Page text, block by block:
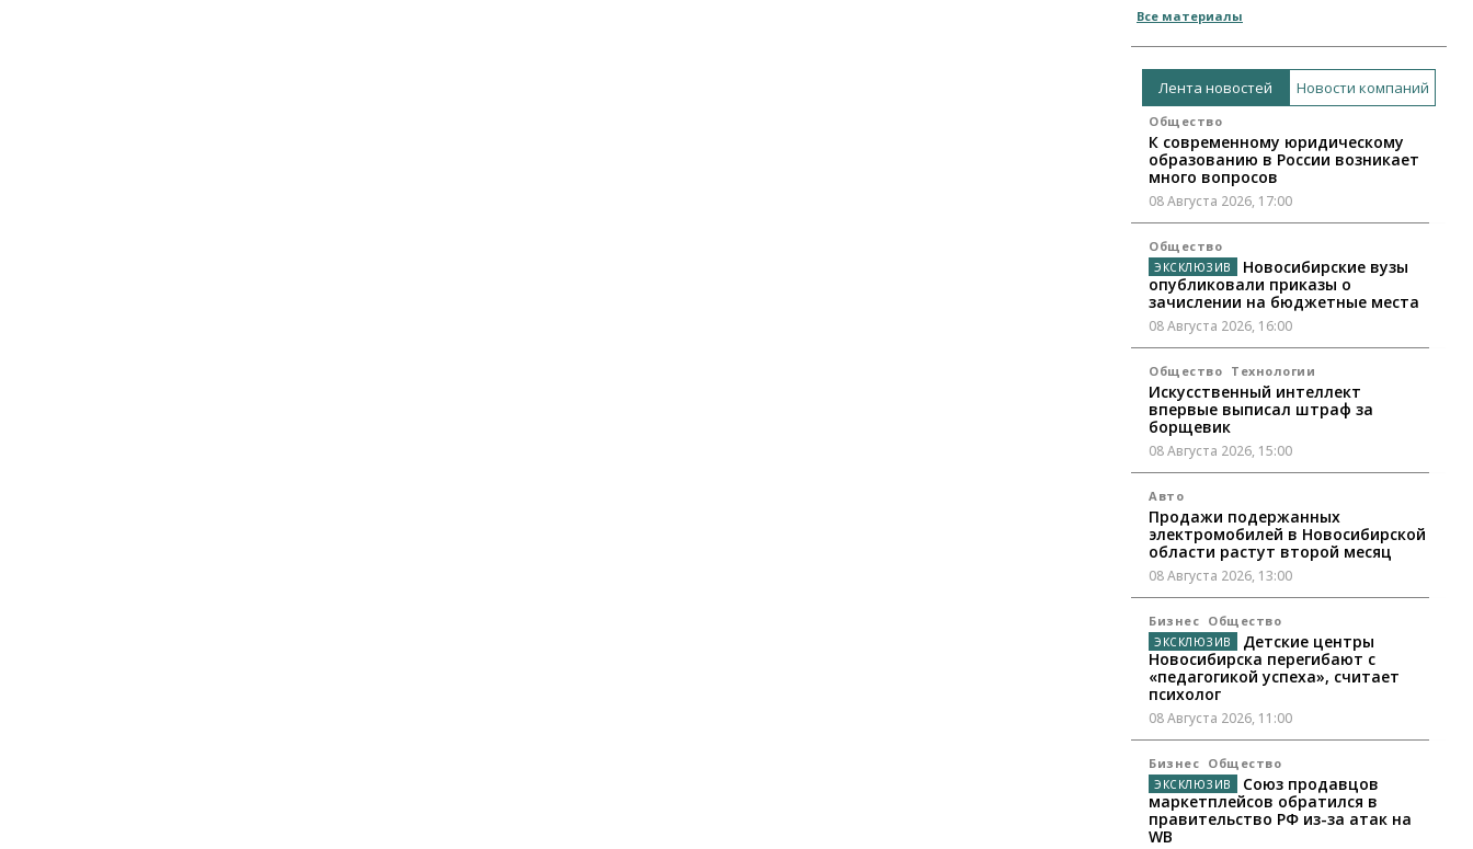
Все материалы
Лента новостей Новости компаний
Общество
К современному юридическому
образованию в России возникает
много вопросов
08 Августа 2026, 17:00
Общество
Новосибирские вузы
опубликовали приказы о
зачислении на бюджетные места
08 Августа 2026, 16:00
Общество Технологии
Искусственный интеллект
впервые выписал штраф за
борщевик
08 Августа 2026, 15:00
Авто
Продажи подержанных
электромобилей в Новосибирской
области растут второй месяц
08 Августа 2026, 13:00
Бизнес Общество
Детские центры
Новосибирска перегибают с
«педагогикой успеха», считает
психолог
08 Августа 2026, 11:00
Бизнес Общество
Союз продавцов
маркетплейсов обратился в
правительство РФ из-за атак на
WB